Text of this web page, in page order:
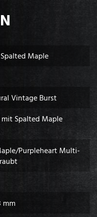
Maple
Vintage Burst
Spalted Maple
Purpleheart Multi-
mm